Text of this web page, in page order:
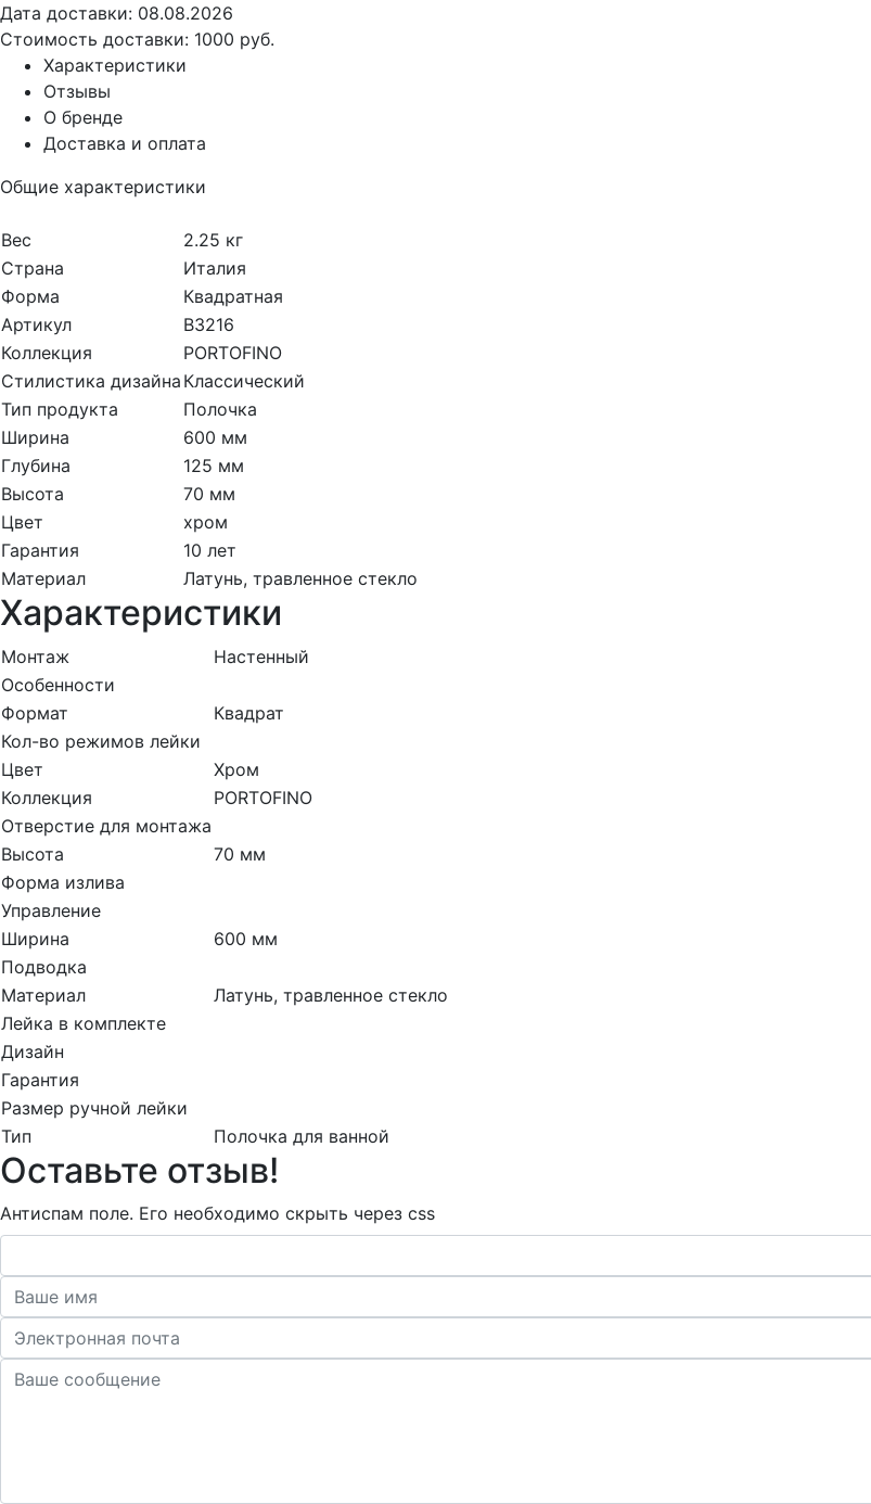
Дата доставки: 08.08.2026
Стоимость доставки: 1000 руб.
Характеристики
Отзывы
О бренде
Доставка и оплата
Общие характеристики
Вес
2.25 кг
Страна
Италия
Форма
Квадратная
Артикул
B3216
Коллекция
PORTOFINO
Стилистика дизайна Классический
Тип продукта
Полочка
Ширина
600 мм
Глубина
125 мм
Высота
70 мм
Цвет
хром
Гарантия
10 лет
Материал
Латунь, травленное стекло
Характеристики
Монтаж
Настенный
Особенности
Формат
Квадрат
Кол-во режимов лейки
Цвет
Хром
Коллекция
PORTOFINO
Отверстие для монтажа
Высота
70 мм
Форма излива
Управление
Ширина
600 мм
Подводка
Материал
Латунь, травленное стекло
Лейка в комплекте
Дизайн
Гарантия
Размер ручной лейки
Тип
Полочка для ванной
Оставьте отзыв!
Антиспам поле. Его необходимо скрыть через css